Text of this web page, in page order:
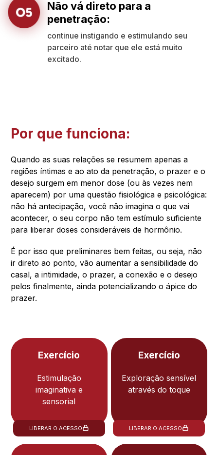
Não vá direto para a
penetração:
continue instigando e estimulando seu
parceiro até notar que ele está muito
excitado.
Por que funciona:
Quando as suas relações se resumem apenas a
regiões íntimas e ao ato da penetração, o prazer e o
desejo surgem em menor dose (ou às vezes nem
aparecem) por uma questão fisiológica e psicológica:
não há antecipação, você não imagina o que vai
acontecer, o seu corpo não tem estímulo suficiente
para liberar doses consideráveis de hormônio.
É por isso que preliminares bem feitas, ou seja, não
ir direto ao ponto, vão aumentar a sensibilidade do
casal, a intimidade, o prazer, a conexão e o desejo
pelos finalmente, ainda potencializando o ápice do
prazer.
Exercício
Estimulação
imaginativa e
sensorial
LIBERAR O ACESSO
Exercício
Exploração sensível
através do toque
LIBERAR O ACESSO